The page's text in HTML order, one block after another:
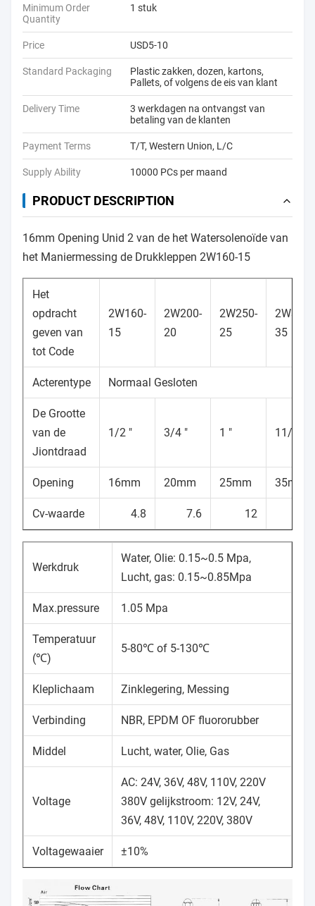
Minimum Order
Quantity
1 stuk
Price USD5-10
Standard Packaging
Plastic zakken, dozen, kartons,
Pallets, of volgens de eis van klant
Delivery Time
3 werkdagen na ontvangst van
betaling van de klanten
Payment Terms T/T, Western Union, L/C
Supply Ability 10000 PCs per maand
PRODUCT DESCRIPTION
16mm Opening Unid 2 van de het Watersolenoïde van
het Maniermessing de Drukkleppen 2W160-15
Het
opdracht
geven van
tot Code
2W160-
15
2W200-
20
2W250-
25
2W350-
35
Acterentype Normaal Gesloten
De Grootte
van de
Jiontdraad
1/2 ″ 3/4 ″ 1 ″ 11/4 ″
Opening 16mm 20mm 25mm 35mm
Cv-waarde 4.8 7.6 12
Werkdruk
Water, Olie: 0.15~0.5 Mpa,
Lucht, gas: 0.15~0.85Mpa
Max.pressure 1.05 Mpa
Temperatuur
(℃)
5-80℃ of 5-130℃
Kleplichaam Zinklegering, Messing
Verbinding NBR, EPDM OF fluororubber
Middel Lucht, water, Olie, Gas
Voltage
AC: 24V, 36V, 48V, 110V, 220V
380V gelijkstroom: 12V, 24V,
36V, 48V, 110V, 220V, 380V
Voltagewaaier ±10%